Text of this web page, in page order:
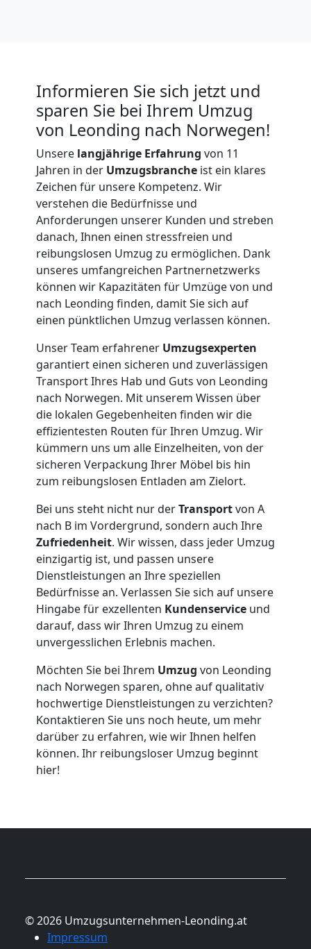
Informieren Sie sich jetzt und
sparen Sie bei Ihrem Umzug
von Leonding nach Norwegen!
Unsere langjährige Erfahrung von 11
Jahren in der Umzugsbranche ist ein klares
Zeichen für unsere Kompetenz. Wir
verstehen die Bedürfnisse und
Anforderungen unserer Kunden und streben
danach, Ihnen einen stressfreien und
reibungslosen Umzug zu ermöglichen. Dank
unseres umfangreichen Partnernetzwerks
können wir Kapazitäten für Umzüge von und
nach Leonding finden, damit Sie sich auf
einen pünktlichen Umzug verlassen können.
Unser Team erfahrener Umzugsexperten
garantiert einen sicheren und zuverlässigen
Transport Ihres Hab und Guts von Leonding
nach Norwegen. Mit unserem Wissen über
die lokalen Gegebenheiten finden wir die
effizientesten Routen für Ihren Umzug. Wir
kümmern uns um alle Einzelheiten, von der
sicheren Verpackung Ihrer Möbel bis hin
zum reibungslosen Entladen am Zielort.
Bei uns steht nicht nur derTransportvon A
nach B im Vordergrund, sondern auch Ihre
Zufriedenheit. Wir wissen, dass jeder Umzug
einzigartig ist, und passen unsere
Dienstleistungen an Ihre speziellen
Bedürfnisse an. Verlassen Sie sich auf unsere
Hingabe für exzellenten Kundenservice und
darauf, dass wir Ihren Umzug zu einem
unvergesslichen Erlebnis machen.
Möchten Sie bei Ihrem Umzug von Leonding
nach Norwegen sparen, ohne auf qualitativ
hochwertige Dienstleistungen zu verzichten?
Kontaktieren Sie uns noch heute, um mehr
darüber zu erfahren, wie wir Ihnen helfen
können. Ihr reibungsloser Umzug beginnt
hier!
© 2026 Umzugsunternehmen-Leonding.at
Impressum